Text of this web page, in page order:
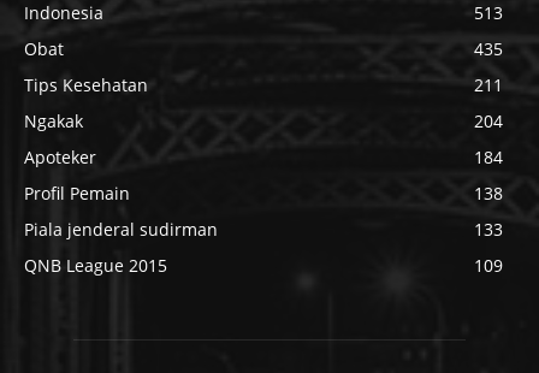
Indonesia
513
Obat
435
Tips Kesehatan
211
Ngakak
204
Apoteker
184
Profil Pemain
138
Piala jenderal sudirman
133
QNB League 2015
109